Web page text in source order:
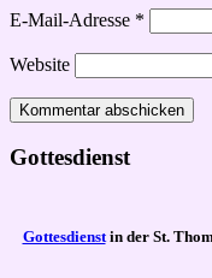
E-Mail-Adresse *
Website
Gottesdienst
Gottesdienstin der St.